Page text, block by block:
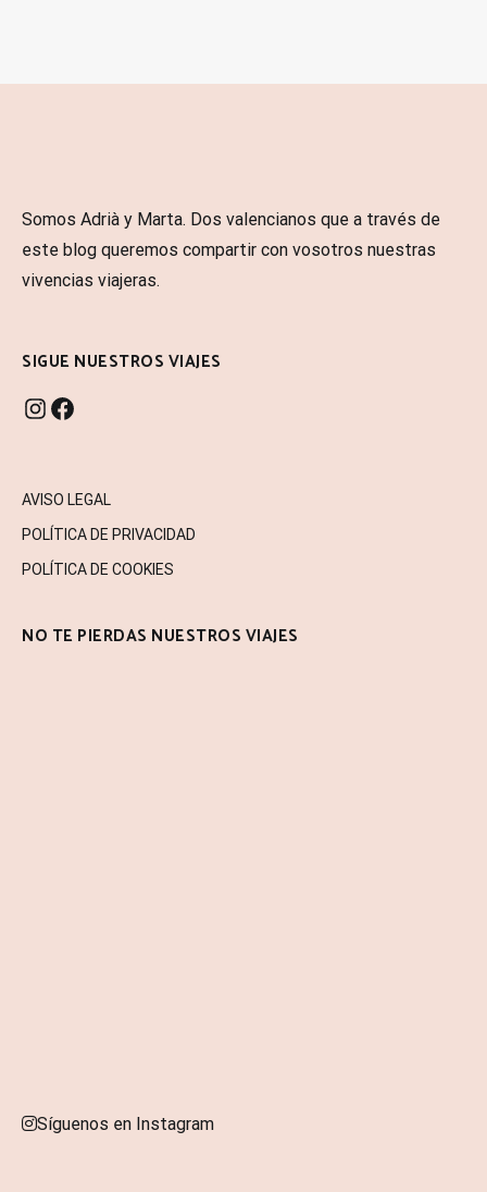
Somos Adrià y Marta. Dos valencianos que a través de
este blog queremos compartir con vosotros nuestras
vivencias viajeras.
SIGUE NUESTROS VIAJES
INSTAGRAM
AVISO LEGAL
POLÍTICA DE PRIVACIDAD
POLÍTICA DE COOKIES
NO TE PIERDAS NUESTROS VIAJES
Síguenos en Instagram